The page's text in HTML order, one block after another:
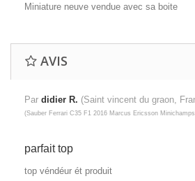
Miniature neuve vendue avec sa boite
AVIS
Par didier R. (Saint vincent du graon,
(Sauber Ferrari C35 F1 2016 Marcus Ericsson
parfait top
top véndéur ét produit